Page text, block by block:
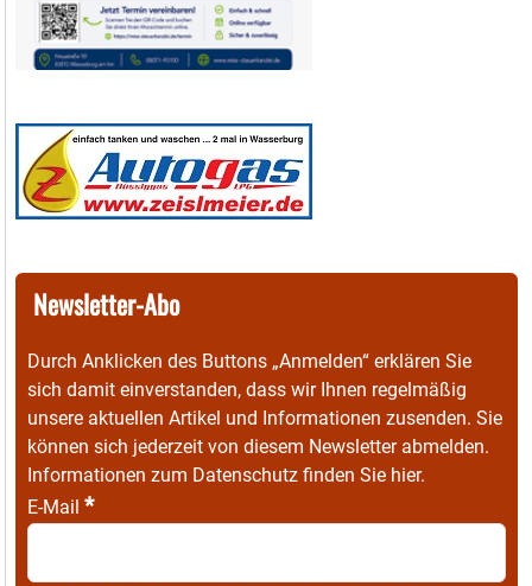
Newsletter-Abo
Durch Anklicken des Buttons „Anmelden“ erklären Sie
sich damit einverstanden, dass wir Ihnen regelmäßig
unsere aktuellen Artikel und Informationen zusenden. Sie
können sich jederzeit von diesem Newsletter abmelden.
Informationen zum Datenschutz finden Sie hier.
E-Mail *